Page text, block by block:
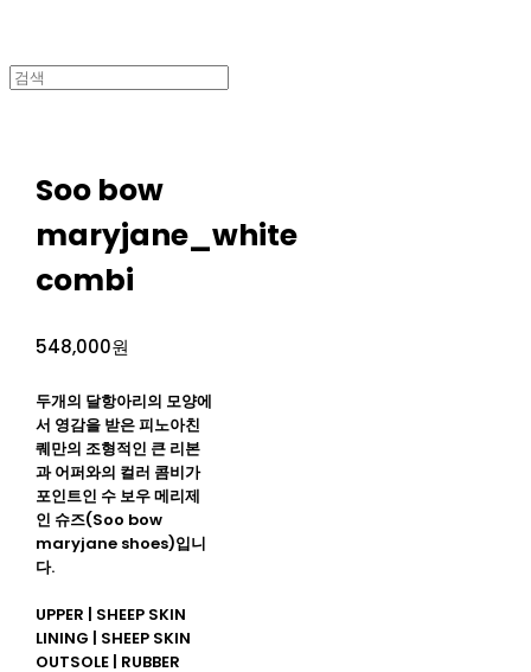
Soo bow
maryjane_white
combi
548,000원
두개의 달항아리의 모양에
서 영감을 받은 피노아친
퀘만의 조형적인 큰 리본
과 어퍼와의 컬러 콤비가
포인트인 수 보우 메리제
인 슈즈(Soo bow
maryjane shoes)입니
다.
UPPER | SHEEP SKIN
LINING | SHEEP SKIN
OUTSOLE | RUBBER